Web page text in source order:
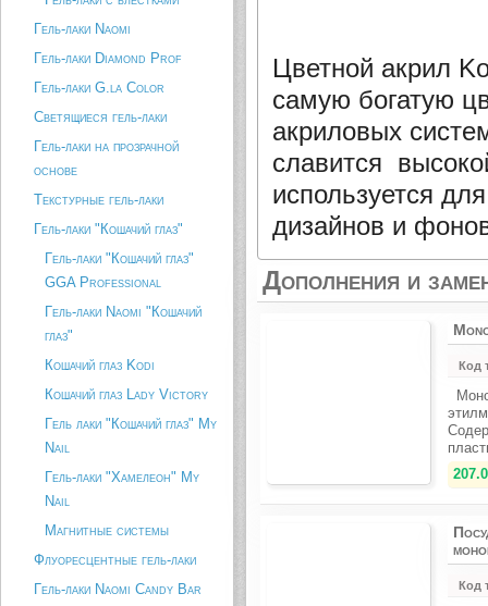
Гель-лаки Naomi
Гель-лаки Diamond Prof
Гель-лаки G.la Color
Светящиеся гель-лаки
Гель-лаки на прозрачной
основе
Текстурные гель-лаки
Гель-лаки "Кошачий глаз"
Гель-лаки "Кошачий глаз"
GGA Professional
Гель-лаки Naomi "Кошачий
глаз"
Кошачий глаз Kodi
Кошачий глаз Lady Victory
Гель лаки "Кошачий глаз" My
Nail
Гель-лаки "Хамелеон" My
Nail
Магнитные системы
Флуоресцентные гель-лаки
Гель-лаки Naomi Candy Bar
Цветной акрил
самую богатую
акриловых
славится
используется
дизайнов и
Дополнения и
Код
Код